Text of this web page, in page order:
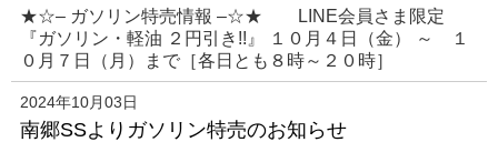
★☆– ガソリン特売情報 –☆★ LINE会員さま限定
『ガソリン・軽油 ２円引き!!』 １０月４日（金） ～ １
０月７日（月）まで［各日とも８時～２０時］
2024年10月03日
南郷SSよりガソリン特売のお知らせ